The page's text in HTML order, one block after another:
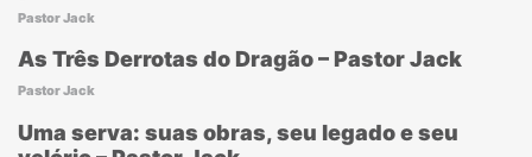
Pastor Jack
As Três Derrotas do Dragão – Pastor Jack
Pastor Jack
Uma serva: suas obras, seu legado e seu